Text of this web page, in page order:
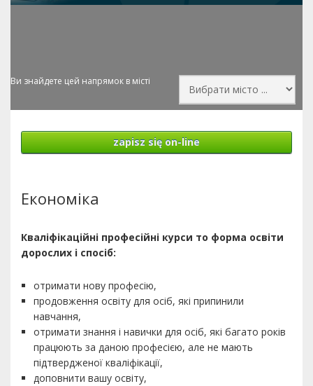
Ви знайдете цей напрямок в місті
zapisz się on-line
Економіка
Кваліфікаційні професійні курси то форма освіти
дорослих і спосіб:
отримати нову професію,
продовження освіту для осіб, які припинили
навчання,
отримати знання і навички для осіб, які багато років
працюють за даною професією, але не мають
підтвердженої кваліфікації,
доповнити вашу освіту,